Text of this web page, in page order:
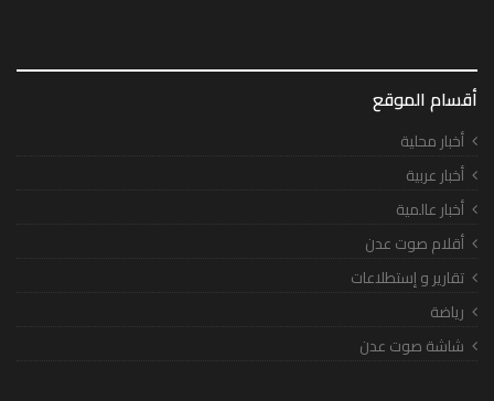
أقسام الموقع
أخبار محلية
أخبار عربية
أخبار عالمية
أقلام صوت عدن
تقارير و إستطلاعات
رياضة
شاشة صوت عدن